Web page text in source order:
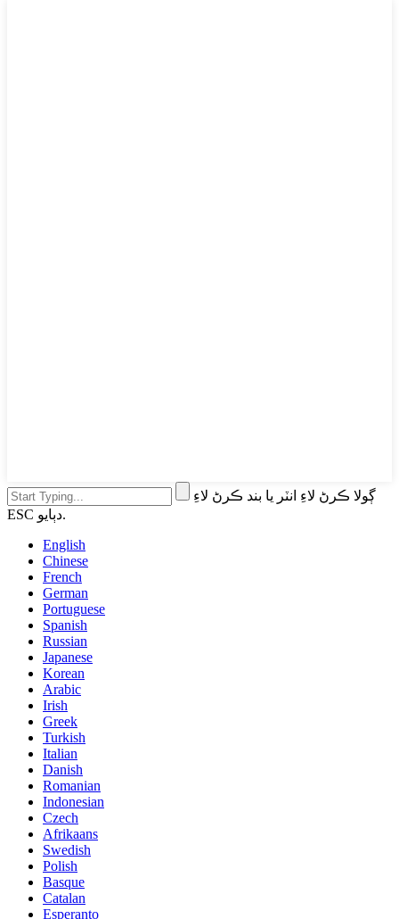
ڳولا ڪرڻ لاءِ انٽر يا بند ڪرڻ لاءِ
ESC دٻايو.
English
Chinese
French
German
Portuguese
Spanish
Russian
Japanese
Korean
Arabic
Irish
Greek
Turkish
Italian
Danish
Romanian
Indonesian
Czech
Afrikaans
Swedish
Polish
Basque
Catalan
Esperanto